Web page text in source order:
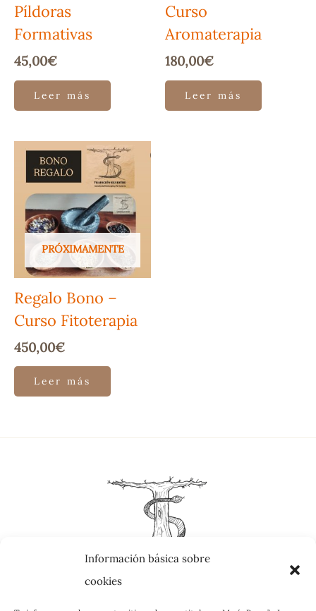
Información básica sobre
cookies
Píldoras
Formativas
45,00€
Leer más
Curso
Aromaterapia
180,00€
Leer más
PRÓXIMAMENTE
Regalo Bono –
Curso Fitoterapia
450,00€
Leer más